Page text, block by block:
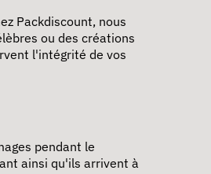
Packdiscount, nous
ou des créations
l'intégrité de vos
pendant le
ainsi qu'ils arrivent à